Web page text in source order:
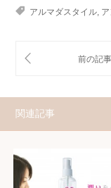
アルマダスタイル,
関連記事